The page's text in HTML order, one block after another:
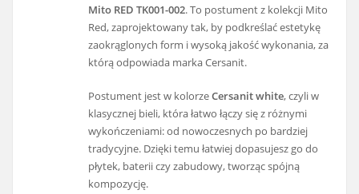
Mito RED TK001-002. To postument z kolekcji Mito
Red, zaprojektowany tak, by podkreślać estetykę
zaokrąglonych form i wysoką jakość wykonania, za
którą odpowiada marka Cersanit.
Postument jest w kolorzeCersanit white, czyli w
klasycznej bieli, która łatwo łączy się z różnymi
wykończeniami: od nowoczesnych po bardziej
tradycyjne. Dzięki temu łatwiej dopasujesz go do
płytek, baterii czy zabudowy, tworząc spójną
kompozycję.